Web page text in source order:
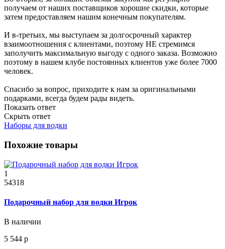
получаем от наших поставщиков хорошие скидки, которые
затем предоставляем нашим конечным покупателям.
И в-третьих, мы выступаем за долгосрочный характер
взаимоотношения с клиентами, поэтому НЕ стремимся
заполучить максимальную выгоду с одного заказа. Возможно
поэтому в нашем клубе постоянных клиентов уже более 7000
человек.
Спасибо за вопрос, приходите к нам за оригинальными
подарками, всегда будем рады видеть.
Показать ответ
Скрыть ответ
Наборы для водки
Похожие товары
1
54318
Подарочный набор для водки Игрок
В наличии
5 544 р